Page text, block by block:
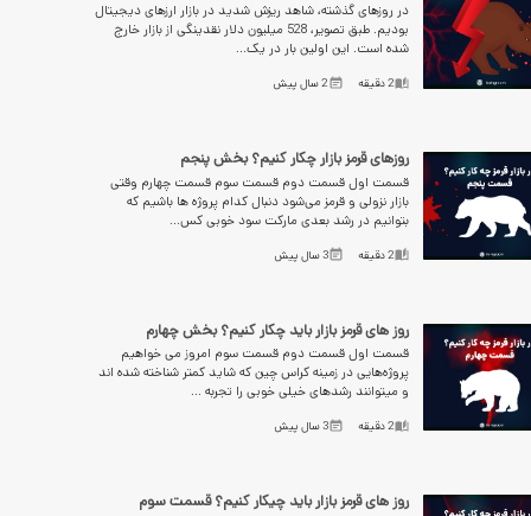
در روزهای گذشته، شاهد ریزش شدید در بازار ارزهای دیجیتال
بودیم. طبق تصویر، 528 میلیون دلار نقدینگی از بازار خارج
شده است. این اولین بار در یک...
2دقیقه 2 سال پیش
روزهای قرمز بازار چکار کنیم؟ بخش پنجم
قسمت اول قسمت دوم قسمت سوم قسمت چهارم وقتی
بازار نزولی و قرمز می‌شود دنبال کدام پروژه ها باشیم که
بتوانیم در رشد بعدی مارکت سود خوبی کس...
2دقیقه 3 سال پیش
روز های قرمز بازار باید چکار کنیم؟ بخش چهارم
قسمت اول قسمت دوم قسمت سوم امروز می خواهیم
پروژه‌هایی در زمینه کراس چین که شاید کمتر شناخته شده اند
و میتوانند رشدهای خیلی خوبی را تجربه ...
2دقیقه 3 سال پیش
روز های قرمز بازار باید چیکار کنیم؟ قسمت سوم